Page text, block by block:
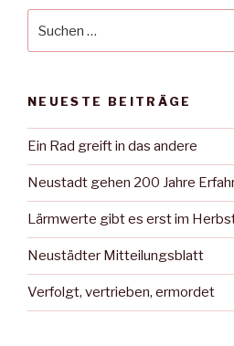
nach:
NEUESTE BEITRÄGE
Ein Rad greift in das andere
Neustadt gehen 200 Jahre
Lärmwerte gibt es erst im
Neustädter Mitteilungsblatt
Verfolgt, vertrieben, ermordet